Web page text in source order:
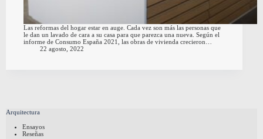
Las reformas del hogar estar en auge. Cada vez son más las personas que
le dan un lavado de cara a su casa para que parezca una nueva. Según el
informe de Consumo España 2021, las obras de vivienda crecieron…
22 agosto, 2022
Arquitectura
Ensayos
Reseñas